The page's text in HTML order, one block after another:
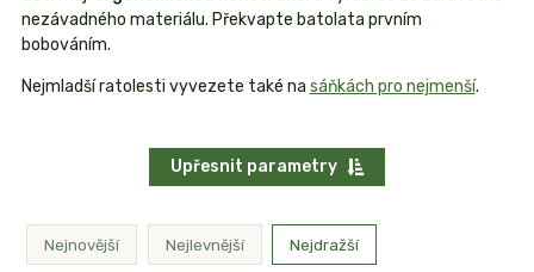
nezávadného materiálu. Překvapte batolata prvním
bobováním.
Nejmladší ratolesti vyvezete také na sáňkách pro nejmenší.
Upřesnit parametry
Nejnovější Nejlevnější Nejdražší